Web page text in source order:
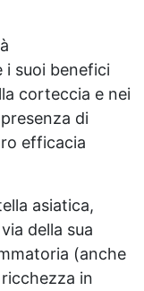
i suoi benefici
corteccia e nei
di
efficacia
asiatica,
della sua
(anche
in